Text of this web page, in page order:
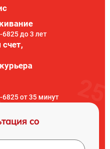
до 3 лет
от 35 минут
со